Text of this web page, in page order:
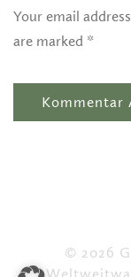
Your email
are marked *
© 2026